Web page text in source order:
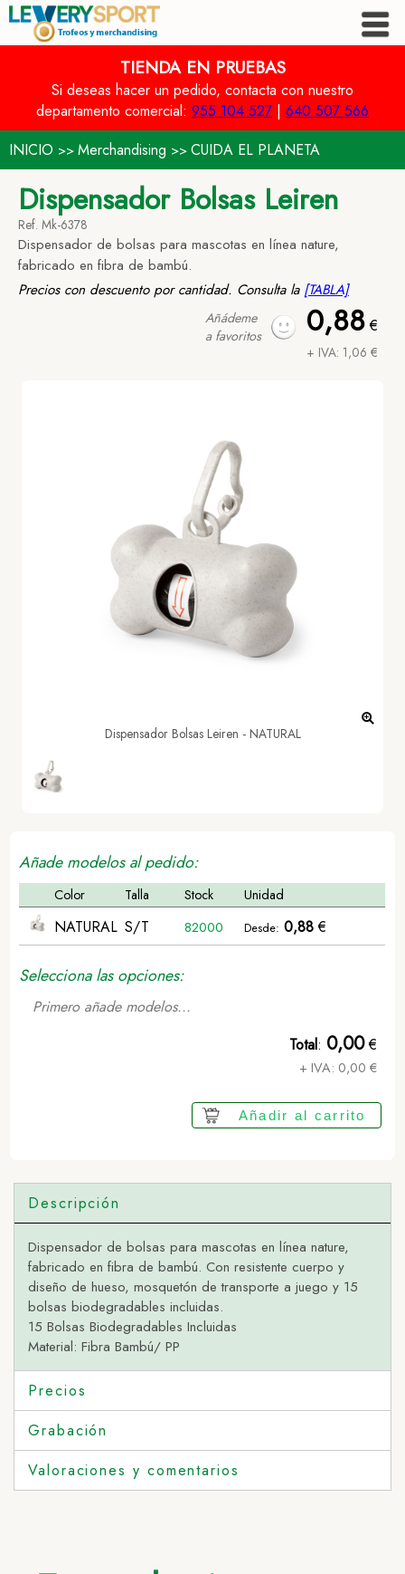
TIENDA EN PRUEBAS
Si deseas hacer un pedido, contacta con nuestro
departamento comercial: 955 104 527 | 640 507 566
INICIO >> Merchandising >> CUIDA EL PLANETA
Dispensador Bolsas Leiren
Ref. Mk-6378
Dispensador de bolsas para mascotas en línea nature,
fabricado en fibra de bambú.
Precios con descuento por cantidad. Consulta la [TABLA]
0,88€
+ IVA: 1,06 €
Añádeme
a favoritos
Dispensador Bolsas Leiren - NATURAL
Añade modelos al pedido:
Color Talla Stock Unidad
NATURAL S/T 82000 Desde: 0,88€
Selecciona las opciones:
Primero añade modelos...
Total: 0,00€
+ IVA: 0,00 €
Añadir al carrito
Descripción
Dispensador de bolsas para mascotas en línea nature,
fabricado en fibra de bambú. Con resistente cuerpo y
diseño de hueso, mosquetón de transporte a juego y 15
bolsas biodegradables incluidas.
15 Bolsas Biodegradables Incluidas
Material: Fibra Bambú/ PP
Precios
Grabación
Valoraciones y comentarios